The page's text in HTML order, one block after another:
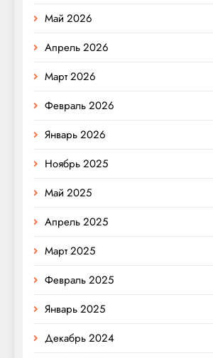
Май 2026
Апрель 2026
Март 2026
Февраль 2026
Январь 2026
Ноябрь 2025
Май 2025
Апрель 2025
Март 2025
Февраль 2025
Январь 2025
Декабрь 2024